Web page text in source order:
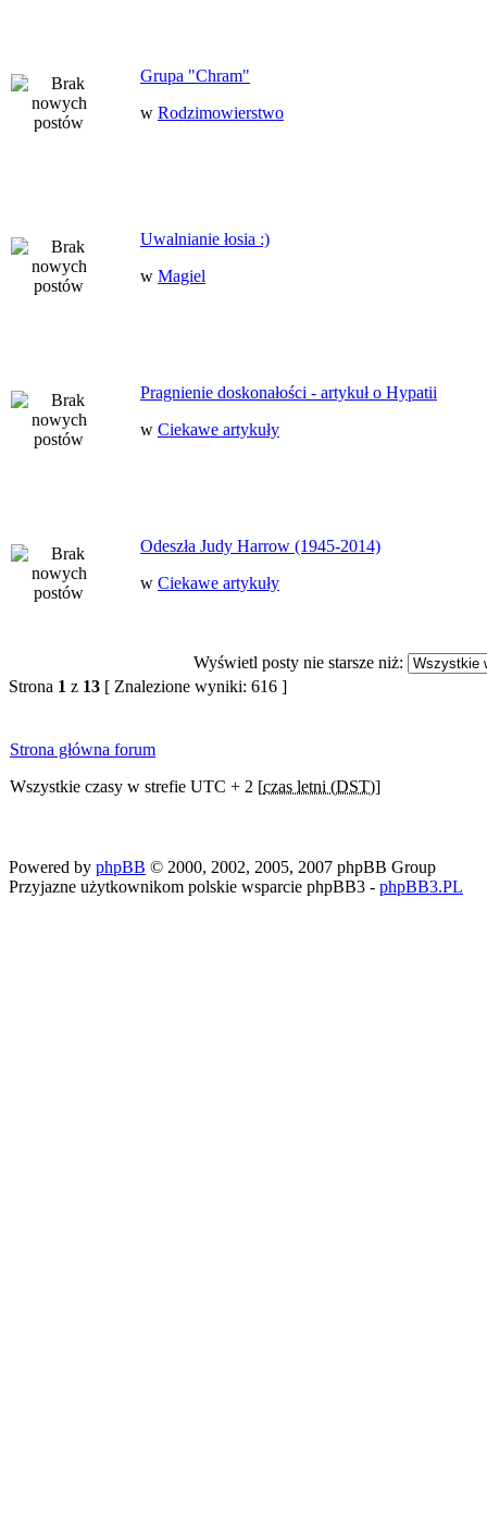
Grupa "Chram"
w Rodzimowierstwo
Uwalnianie łosia :)
w Magiel
Pragnienie doskonałości - artykuł o Hypatii
w Ciekawe artykuły
Odeszła Judy Harrow (1945-2014)
w Ciekawe artykuły
Wyświetl posty nie starsze niż:
Strona 1 z 13 [ Znalezione wyniki: 616 ]
Strona główna forum
Wszystkie czasy w strefie UTC + 2 [czas letni (DST)]
Powered by phpBB © 2000, 2002, 2005, 2007 phpBB Group
Przyjazne użytkownikom polskie wsparcie phpBB3 - phpBB3.PL